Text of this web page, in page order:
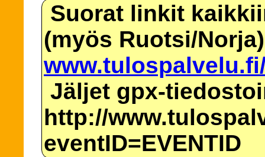
Suorat linkit
(myös Ruotsi/Norja)
Jäljet gpx-
http://
eventID=EVENTID